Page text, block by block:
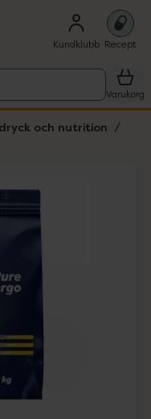
Kundklubb Recept
Varukorg
och nutrition